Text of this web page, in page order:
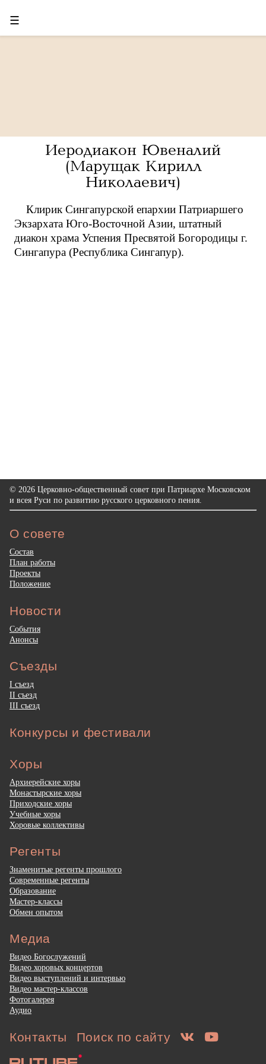
☰
Иеродиакон Ювеналий
(Марущак Кирилл
Николаевич)
Клирик Сингапурской епархии Патриаршего
Экзархата Юго-Восточной Азии, штатный
диакон храма Успения Пресвятой Богородицы г.
Сингапура (Республика Сингапур).
© 2026 Церковно-общественный совет при Патриархе Московском
и всея Руси по развитию русского церковного пения.
О совете
Состав
План работы
Проекты
Положение
Новости
События
Анонсы
Съезды
I съезд
II съезд
III съезд
Конкурсы и фестивали
Хоры
Архиерейские хоры
Монастырские хоры
Приходские хоры
Учебные хоры
Хоровые коллективы
Регенты
Знаменитые регенты прошлого
Современные регенты
Образование
Мастер-классы
Обмен опытом
Медиа
Видео Богослужений
Видео хоровых концертов
Видео выступлений и интервью
Видео мастер-классов
Фотогалерея
Аудио
Контакты Поиск по сайту